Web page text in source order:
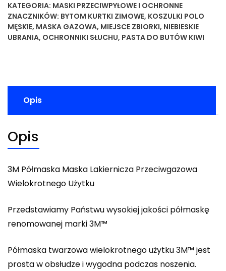
KATEGORIA: MASKI PRZECIWPYŁOWE I OCHRONNE
ZNACZNIKÓW: BYTOM KURTKI ZIMOWE, KOSZULKI POLO
MĘSKIE, MASKA GAZOWA, MIEJSCE ZBIORKI, NIEBIESKIE
UBRANIA, OCHRONNIKI SŁUCHU, PASTA DO BUTÓW KIWI
Opis
Opis
3M Półmaska Maska Lakiernicza Przeciwgazowa
Wielokrotnego Użytku
Przedstawiamy Państwu wysokiej jakości półmaskę
renomowanej marki 3M™
Półmaska twarzowa wielokrotnego użytku 3M™ jest
prosta w obsłudze i wygodna podczas noszenia.